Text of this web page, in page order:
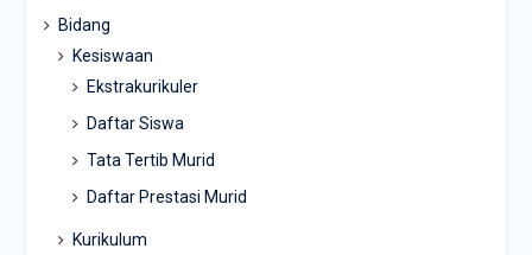
Bidang
Kesiswaan
Ekstrakurikuler
Daftar Siswa
Tata Tertib Murid
Daftar Prestasi Murid
Kurikulum